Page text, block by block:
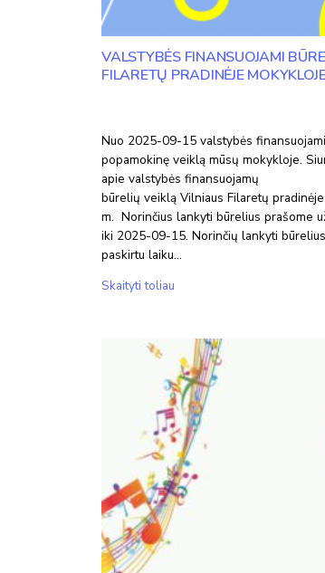
VALSTYBĖS FINANSUOJAMI
FILARETŲ PRADINĖJE
Nuo 2025-09-15 valstybės
popamokinę veiklą mūsų mokykloje.
apie valstybės finansuojamų
būrelių veiklą Vilniaus Filaretų
m. Norinčius lankyti būrelius prašome
iki 2025-09-15. Norinčių lankyti
paskirtu laiku…
Skaityti toliau
Vilniaus
Filaretų
pradinėje
mokykloje
2024-
2025
m.
m.